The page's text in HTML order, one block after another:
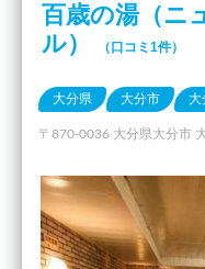
百歳の湯（ニ
ル）
（口コミ1件）
大分県 大分市 大
〒870-0036 大分県大分市